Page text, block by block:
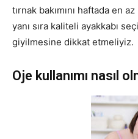
tırnak bakımını haftada en
yanı sıra kaliteli ayakkabı
giyilmesine dikkat etmeliyiz.
Oje kullanımı nasıl